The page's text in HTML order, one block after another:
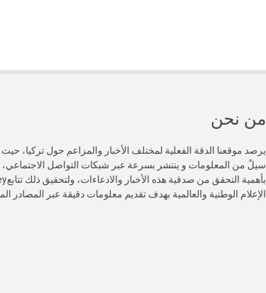
من نحن
يرصد موقعنا الدقة الفعلية لمختلف الأخبار والمزاعم حول تركيا،
سيلٌ من المعلومات و ينتشر بسرعة عبر شبكات التواصل
الإعلام الوطنية والعالمية بهدف تقديم معلومات دقيقة عبر المصادر